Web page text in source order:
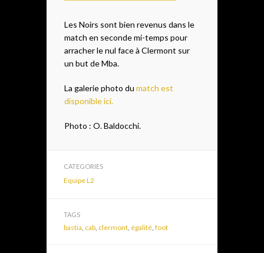
Les Noirs sont bien revenus dans le
match en seconde mi-temps pour
arracher le nul face à Clermont sur
un but de Mba.
La galerie photo du match est
disponible ici.
Photo : O. Baldocchi.
CATEGORIES
Equipe L2
TAGS
bastia cab clermont égalité foot